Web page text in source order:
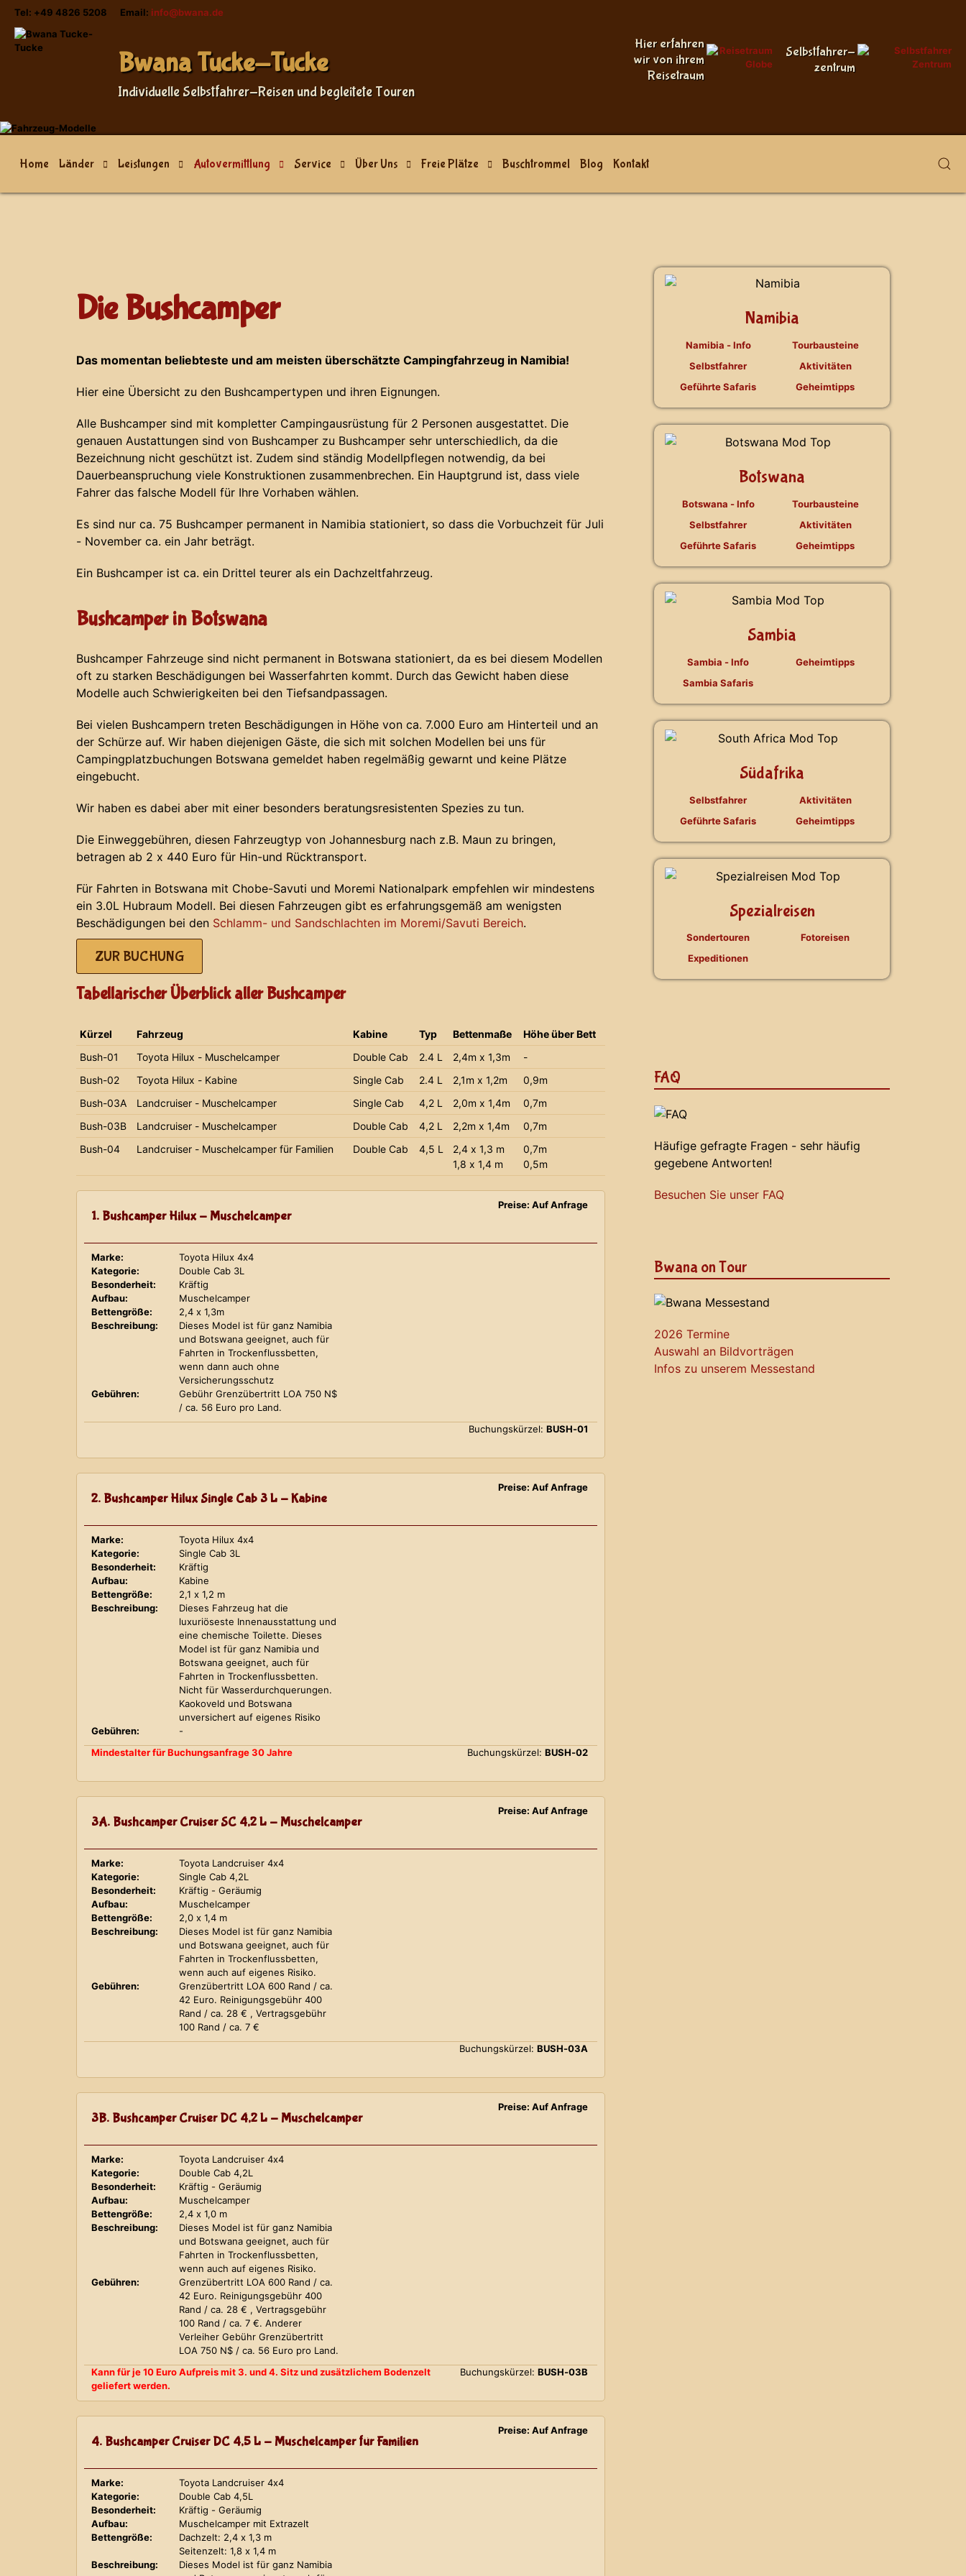
Tel: +49 4826 5208 Email: info@bwana.de
Bwana Tucke-Tucke
Individuelle Selbstfahrer-Reisen und begleitete Touren
Hier erfahren
wir von ihrem
Reisetraum
Selbstfahrer-
zentrum
Home Länder Leistungen Autovermittlung Service Über Uns Freie Plätze Buschtrommel Blog Kontakt
Die Bushcamper
Das momentan beliebteste und am meisten überschätzte Campingfahrzeug in Namibia!
Hier eine Übersicht zu den Bushcampertypen und ihren Eignungen.
Alle Bushcamper sind mit kompletter Campingausrüstung für 2 Personen ausgestattet. Die
genauen Austattungen sind von Bushcamper zu Bushcamper sehr unterschiedlich, da die
Bezeichnung nicht geschützt ist. Zudem sind ständig Modellpflegen notwendig, da bei
Dauerbeanspruchung viele Konstruktionen zusammenbrechen. Ein Hauptgrund ist, dass viele
Fahrer das falsche Modell für Ihre Vorhaben wählen.
Es sind nur ca. 75 Bushcamper permanent in Namibia stationiert, so dass die Vorbuchzeit für Juli
- November ca. ein Jahr beträgt.
Ein Bushcamper ist ca. ein Drittel teurer als ein Dachzeltfahrzeug.
Bushcamper in Botswana
Bushcamper Fahrzeuge sind nicht permanent in Botswana stationiert, da es bei diesem Modellen
oft zu starken Beschädigungen bei Wasserfahrten kommt. Durch das Gewicht haben diese
Modelle auch Schwierigkeiten bei den Tiefsandpassagen.
Bei vielen Bushcampern treten Beschädigungen in Höhe von ca. 7.000 Euro am Hinterteil und an
der Schürze auf. Wir haben diejenigen Gäste, die sich mit solchen Modellen bei uns für
Campingplatzbuchungen Botswana gemeldet haben regelmäßig gewarnt und keine Plätze
eingebucht.
Wir haben es dabei aber mit einer besonders beratungsresistenten Spezies zu tun.
Die Einweggebühren, diesen Fahrzeugtyp von Johannesburg nach z.B. Maun zu bringen,
betragen ab 2 x 440 Euro für Hin-und Rücktransport.
Für Fahrten in Botswana mit Chobe-Savuti und Moremi Nationalpark empfehlen wir mindestens
ein 3.0L Hubraum Modell. Bei diesen Fahrzeugen gibt es erfahrungsgemäß am wenigsten
Beschädigungen bei den Schlamm- und Sandschlachten im Moremi/Savuti Bereich.
ZUR BUCHUNG
Tabellarischer Überblick aller Bushcamper
Kürzel Fahrzeug Kabine Typ Bettenmaße
Höhe über Bett
Bush-01
Toyota Hilux - Muschelcamper Double Cab 2.4 L 2,4m x 1,3m
-
Bush-02
Toyota Hilux - Kabine Single Cab 2.4 L 2,1m x 1,2m
0,9m
Bush-03A
Landcruiser - Muschelcamper Single Cab 4,2 L 2,0m x 1,4m
0,7m
Bush-03B
Landcruiser - Muschelcamper Double Cab 4,2 L 2,2m x 1,4m
0,7m
Bush-04
Landcruiser - Muschelcamper für Familien Double Cab 4,5 L
2,4 x 1,3 m
1,8 x 1,4 m
0,7m
0,5m
1. Bushcamper Hilux - Muschelcamper
Preise: Auf Anfrage
Marke:
Toyota Hilux 4x4
Kategorie:
Double Cab 3L
Besonderheit:
Kräftig
Aufbau:
Muschelcamper
Bettengröße:
2,4 x 1,3m
Beschreibung:
Dieses Model ist für ganz Namibia
und Botswana geeignet, auch für
Fahrten in Trockenflussbetten,
wenn dann auch ohne
Versicherungsschutz
Gebühren:
Gebühr Grenzübertritt LOA 750 N$
/ ca. 56 Euro pro Land.
Buchungskürzel: BUSH-01
2. Bushcamper Hilux Single Cab 3 L - Kabine
Preise: Auf Anfrage
Marke:
Toyota Hilux 4x4
Kategorie:
Single Cab 3L
Besonderheit:
Kräftig
Aufbau:
Kabine
Bettengröße:
2,1 x 1,2 m
Beschreibung:
Dieses Fahrzeug hat die
luxuriöseste Innenausstattung und
eine chemische Toilette. Dieses
Model ist für ganz Namibia und
Botswana geeignet, auch für
Fahrten in Trockenflussbetten.
Nicht für Wasserdurchquerungen.
Kaokoveld und Botswana
unversichert auf eigenes Risiko
Gebühren:
-
Mindestalter für Buchungsanfrage 30 Jahre
Buchungskürzel: BUSH-02
3A. Bushcamper Cruiser SC 4,2 L - Muschelcamper
Preise: Auf Anfrage
Marke:
Toyota Landcruiser 4x4
Kategorie:
Single Cab 4,2L
Besonderheit:
Kräftig - Geräumig
Aufbau:
Muschelcamper
Bettengröße:
2,0 x 1,4 m
Beschreibung:
Dieses Model ist für ganz Namibia
und Botswana geeignet, auch für
Fahrten in Trockenflussbetten,
wenn auch auf eigenes Risiko.
Gebühren:
Grenzübertritt LOA 600 Rand / ca.
42 Euro. Reinigungsgebühr 400
Rand / ca. 28 € , Vertragsgebühr
100 Rand / ca. 7 €
Buchungskürzel: BUSH-03A
3B. Bushcamper Cruiser DC 4,2 L - Muschelcamper
Preise: Auf Anfrage
Marke:
Toyota Landcruiser 4x4
Kategorie:
Double Cab 4,2L
Besonderheit:
Kräftig - Geräumig
Aufbau:
Muschelcamper
Bettengröße:
2,4 x 1,0 m
Beschreibung:
Dieses Model ist für ganz Namibia
und Botswana geeignet, auch für
Fahrten in Trockenflussbetten,
wenn auch auf eigenes Risiko.
Gebühren:
Grenzübertritt LOA 600 Rand / ca.
42 Euro. Reinigungsgebühr 400
Rand / ca. 28 € , Vertragsgebühr
100 Rand / ca. 7 €. Anderer
Verleiher Gebühr Grenzübertritt
LOA 750 N$ / ca. 56 Euro pro Land.
Kann für je 10 Euro Aufpreis mit 3. und 4. Sitz und zusätzlichem Bodenzelt
geliefert werden.
Buchungskürzel: BUSH-03B
4. Bushcamper Cruiser DC 4,5 L - Muschelcamper für Familien
Preise: Auf Anfrage
Marke:
Toyota Landcruiser 4x4
Kategorie:
Double Cab 4,5L
Besonderheit:
Kräftig - Geräumig
Aufbau:
Muschelcamper mit Extrazelt
Bettengröße:
Dachzelt: 2,4 x 1,3 m
Seitenzelt: 1,8 x 1,4 m
Beschreibung:
Dieses Model ist für ganz Namibia
Namibia
Namibia - Info
Selbstfahrer
Geführte Safaris
Tourbausteine
Aktivitäten
Geheimtipps
Botswana
Botswana - Info
Selbstfahrer
Geführte Safaris
Tourbausteine
Aktivitäten
Geheimtipps
Sambia
Sambia - Info
Sambia Safaris
Geheimtipps
Südafrika
Selbstfahrer
Geführte Safaris
Aktivitäten
Geheimtipps
Spezialreisen
Sondertouren
Expeditionen
Fotoreisen
FAQ
Häufige gefragte Fragen - sehr häufig
gegebene Antworten!
Besuchen Sie unser FAQ
Bwana on Tour
2026 Termine
Auswahl an Bildvorträgen
Infos zu unserem Messestand